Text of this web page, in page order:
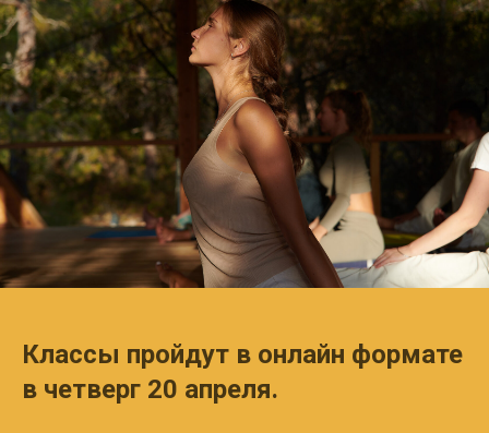
Классы пройдут в онлайн формате
в четверг 20 апреля.